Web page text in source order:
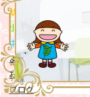
幼児
school
小学生クラス
school中学生クラス
よくある質問
お知らせ
ブログ